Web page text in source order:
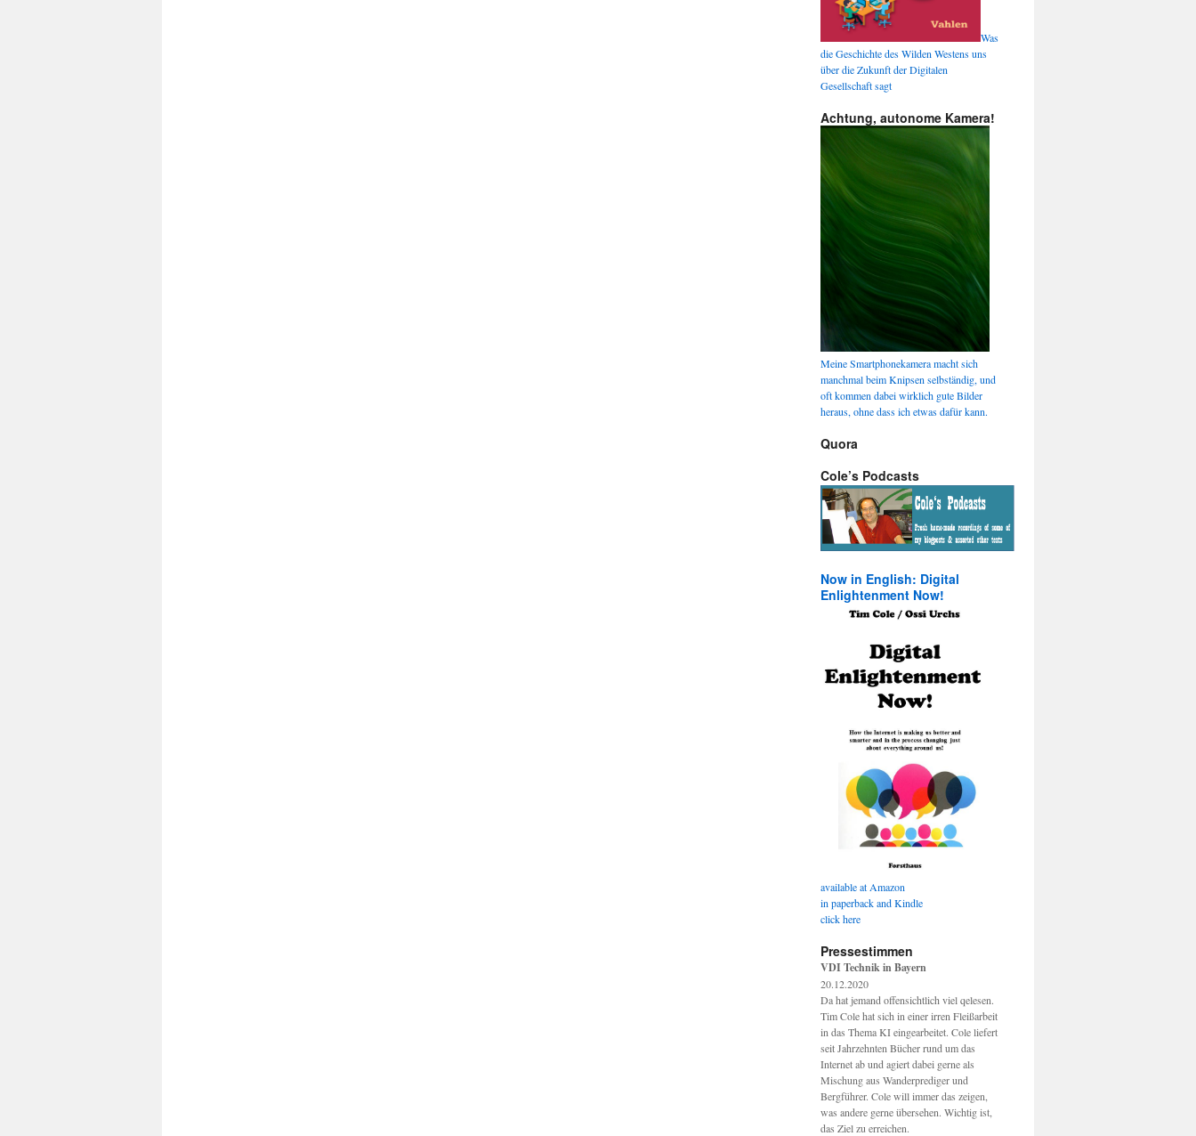
Was
die Geschichte des Wilden Westens uns
über die Zukunft der Digitalen
Gesellschaft sagt
Achtung, autonome Kamera!
Meine Smartphonekamera macht sich
manchmal beim Knipsen selbständig, und
oft kommen dabei wirklich gute Bilder
heraus, ohne dass ich etwas dafür kann.
Quora
Cole’s Podcasts
Now in English: Digital
Enlightenment Now!
available at Amazon
in paperback and Kindle
click here
Pressestimmen
VDI Technik in Bayern
20.12.2020
Da hat jemand offensichtlich viel qelesen.
Tim Cole hat sich in einer irren Fleißarbeit
in das Thema KI eingearbeitet. Cole liefert
seit Jahrzehnten Bücher rund um das
Internet ab und agiert dabei gerne als
Mischung aus Wanderprediger und
Bergführer. Cole will immer das zeigen,
was andere gerne übersehen. Wichtig ist,
das Ziel zu erreichen.